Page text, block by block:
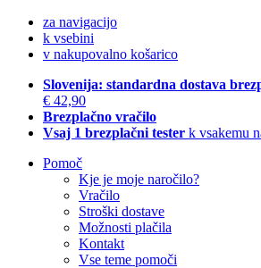
za navigacijo
k vsebini
v nakupovalno košarico
Slovenija: standardna dostava
€ 42,90
Brezplačno vračilo
Vsaj 1 brezplačni tester k vsakemu
Pomoč
Kje je moje naročilo?
Vračilo
Stroški dostave
Možnosti plačila
Kontakt
Vse teme pomoči